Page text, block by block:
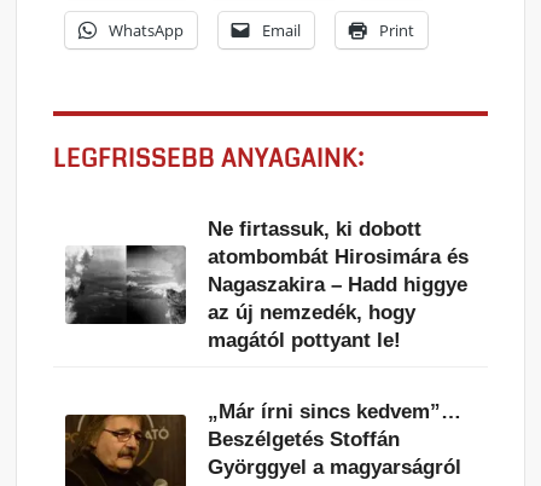
WhatsApp Email Print
LEGFRISSEBB ANYAGAINK:
Ne firtassuk, ki dobott
atombombát Hirosimára és
Nagaszakira – Hadd higgye
az új nemzedék, hogy
magától pottyant le!
„Már írni sincs kedvem”…
Beszélgetés Stoffán
Györggyel a magyarságról